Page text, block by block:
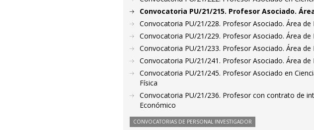
Convocatoria PU/21/215. Profesor Asociado.
Convocatoria PU/21/228. Profesor Asociado. Área
Convocatoria PU/21/229. Profesor Asociado. Área
Convocatoria PU/21/233. Profesor Asociado. Área de
Convocatoria PU/21/241. Profesor Asociado. Área de
Convocatoria PU/21/245. Profesor Asociado en
Física
Convocatoria PU/21/236. Profesor con contrato de
Económico
CONVOCATORIAS DE PERSONAL INVESTIGADOR